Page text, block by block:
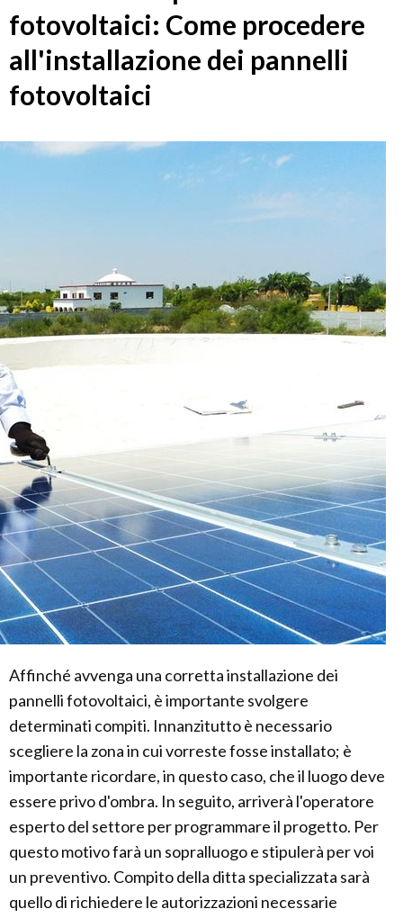
fotovoltaici: Come procedere
all'installazione dei pannelli
fotovoltaici
Affinché avvenga una corretta installazione dei
pannelli fotovoltaici, è importante svolgere
determinati compiti. Innanzitutto è necessario
scegliere la zona in cui vorreste fosse installato; è
importante ricordare, in questo caso, che il luogo deve
essere privo d'ombra. In seguito, arriverà l'operatore
esperto del settore per programmare il progetto. Per
questo motivo farà un sopralluogo e stipulerà per voi
un preventivo. Compito della ditta specializzata sarà
quello di richiedere le autorizzazioni necessarie